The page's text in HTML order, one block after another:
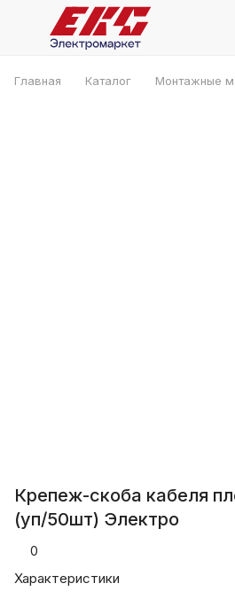
Главная Каталог Монтажные
Крепеж-скоба кабеля
(уп/50шт) Электро
0
Характеристики